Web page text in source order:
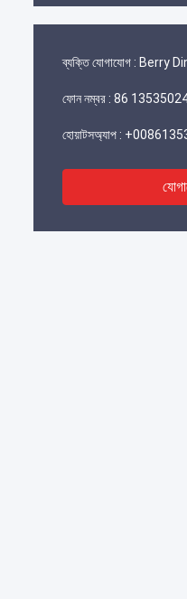
ব্যক্তি যোগাযোগ : Berry
ফোন নম্বর : 86
হোয়াটসঅ্যাপ :